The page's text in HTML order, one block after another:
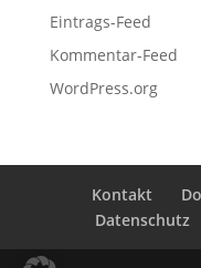
Eintrags-Feed
Kommentar-Feed
WordPress.org
Kontakt
Datenschutz